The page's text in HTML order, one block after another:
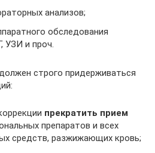
анализов;
обследования
УЗИ и проч.
строго придерживаться
прекратить прием
препаратов и всех
средств, разжижающих кровь;